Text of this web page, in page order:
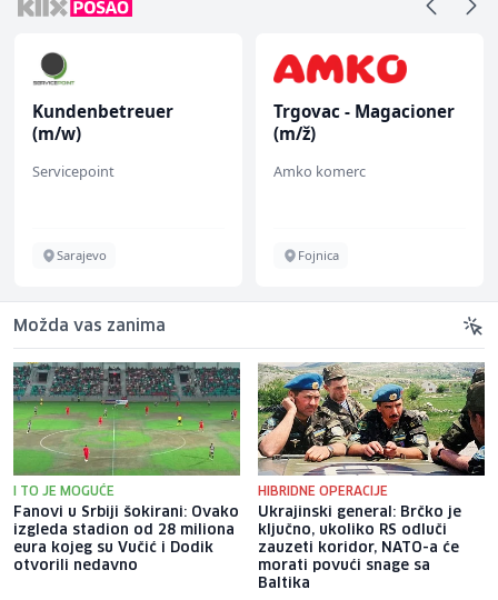
Kundenbetreuer
(m/w)
Servicepoint
Sarajevo
Trgovac - Magacioner
(m/ž)
Amko komerc
Fojnica
Možda vas zanima
I TO JE MOGUĆE
Fanovi u Srbiji šokirani: Ovako
izgleda stadion od 28 miliona
eura kojeg su Vučić i Dodik
otvorili nedavno
HIBRIDNE OPERACIJE
Ukrajinski general: Brčko je
ključno, ukoliko RS odluči
zauzeti koridor, NATO-a će
morati povući snage sa
Baltika